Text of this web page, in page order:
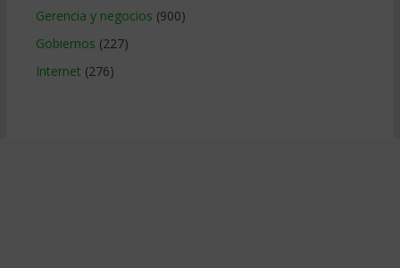
Gerencia y negocios (900)
Gobiernos (227)
Internet (276)